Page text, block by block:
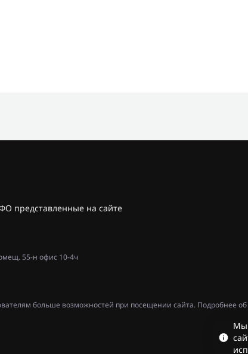
представленные на сайте
55-н офис 10-4ч
больше возможностей при посещении сайта. Подробнее
Мы